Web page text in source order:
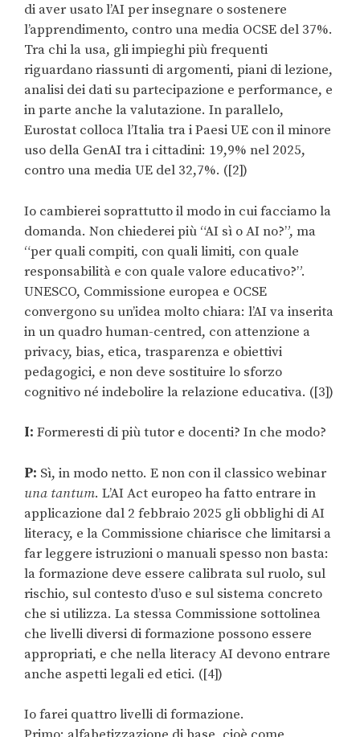
di aver usato l’AI per insegnare o sostenere
l’apprendimento, contro una media OCSE del 37%.
Tra chi la usa, gli impieghi più frequenti
riguardano riassunti di argomenti, piani di lezione,
analisi dei dati su partecipazione e performance, e
in parte anche la valutazione. In parallelo,
Eurostat colloca l’Italia tra i Paesi UE con il minore
uso della GenAI tra i cittadini: 19,9% nel 2025,
contro una media UE del 32,7%. ([2])
Io cambierei soprattutto il modo in cui facciamo la
domanda. Non chiederei più “AI sì o AI no?”, ma
“per quali compiti, con quali limiti, con quale
responsabilità e con quale valore educativo?”.
UNESCO, Commissione europea e OCSE
convergono su un’idea molto chiara: l’AI va inserita
in un quadro human-centred, con attenzione a
privacy, bias, etica, trasparenza e obiettivi
pedagogici, e non deve sostituire lo sforzo
cognitivo né indebolire la relazione educativa. ([3])
I: Formeresti di più tutor e docenti? In che modo?
P: Sì, in modo netto. E non con il classico webinar
una tantum. L’AI Act europeo ha fatto entrare in
applicazione dal 2 febbraio 2025 gli obblighi di AI
literacy, e la Commissione chiarisce che limitarsi a
far leggere istruzioni o manuali spesso non basta:
la formazione deve essere calibrata sul ruolo, sul
rischio, sul contesto d’uso e sul sistema concreto
che si utilizza. La stessa Commissione sottolinea
che livelli diversi di formazione possono essere
appropriati, e che nella literacy AI devono entrare
anche aspetti legali ed etici. ([4])
Io farei quattro livelli di formazione.